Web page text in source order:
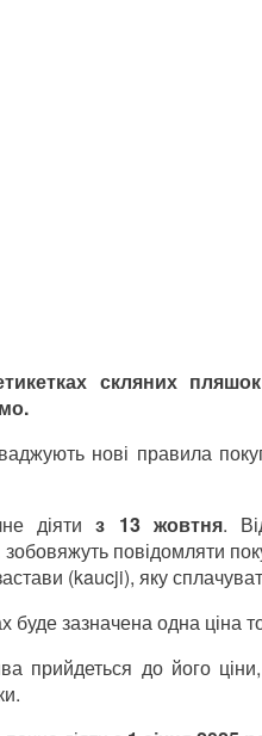
скляних
нові правила
діятиз 13 жовтня.
повідомляти
(kaucji), яку
буде зазначена одна ціна
прийдеться до його